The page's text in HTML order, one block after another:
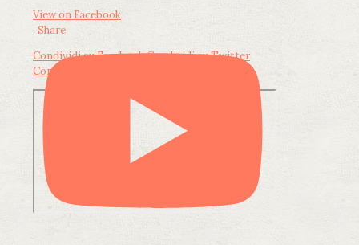
View on Facebook
· Share
Condividi su FacebookCondividi su Twitter
Condividi su LinkedIn